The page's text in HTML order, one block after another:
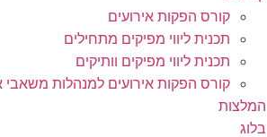
קורס הפקות אירועים
תכנית ליווי מפיקים מתחילים
תכנית ליווי מפיקים וותיקים
קורס הפקות אירועים למנהלות משאבי
המלצות
בלוג